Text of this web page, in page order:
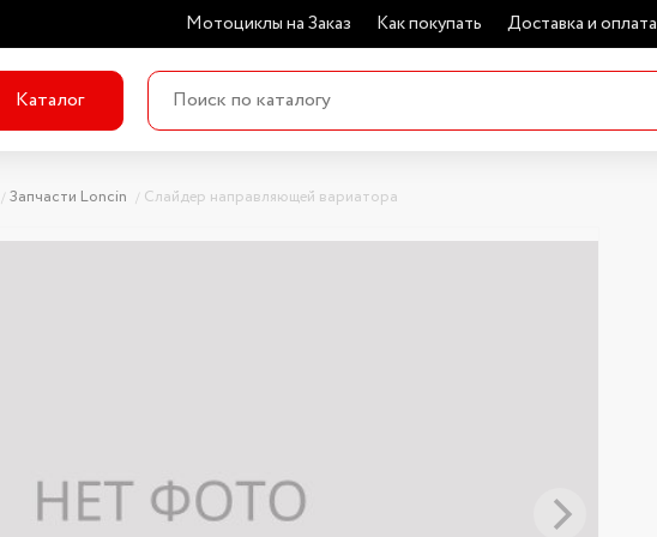
Мотоциклы на Заказ Как покупать Доставка и оплата
Каталог
Запчасти Loncin Слайдер направляющей вариатора